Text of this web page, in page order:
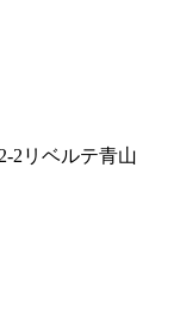
2リベルテ青山